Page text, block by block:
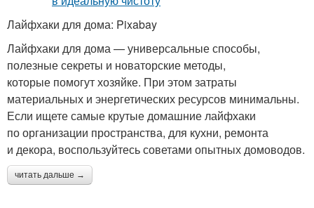
Лайфхаки для дома: Pixabay
Лайфхаки для дома — универсальные способы,
полезные секреты и новаторские методы,
которые помогут хозяйке. При этом затраты
материальных и энергетических ресурсов минимальны.
Если ищете самые крутые домашние лайфхаки
по организации пространства, для кухни, ремонта
и декора, воспользуйтесь советами опытных домоводов.
читать дальше →